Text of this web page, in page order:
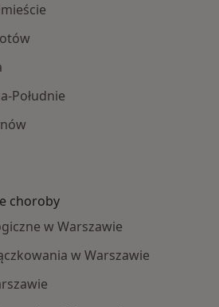
Południe
choroby
w Warszawie
w Warszawie